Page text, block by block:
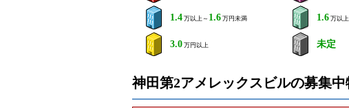
1.4 万以上～ 1.6 万円未満 1.6 万以上
3.0 万円以上 未定
神田第2アメレックスビルの募集中